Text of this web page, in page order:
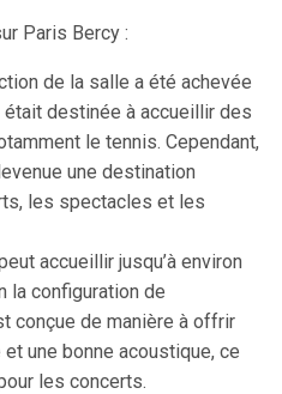
Paris Bercy :
de la salle a été achevée
était destinée à accueillir des
le tennis. Cependant,
une destination
les spectacles et les
accueillir jusqu’à environ
la configuration de
conçue de manière à offrir
une bonne acoustique, ce
les concerts.